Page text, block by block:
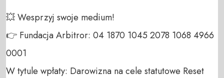
💥 Wesprzyj swoje medium!
👉 Fundacja Arbitror: 04 1870 1045 2078 1068 4966
0001
W tytule wpłaty: Darowizna na cele statutowe Reset